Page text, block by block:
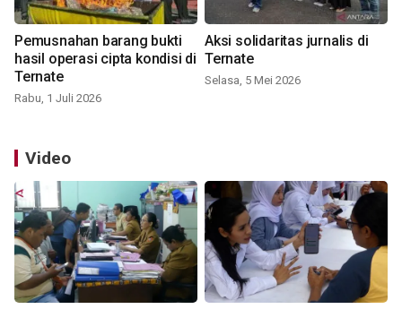
Pemusnahan barang bukti
hasil operasi cipta kondisi di
Ternate
Rabu, 1 Juli 2026
Aksi solidaritas jurnalis di
Ternate
Selasa, 5 Mei 2026
Video